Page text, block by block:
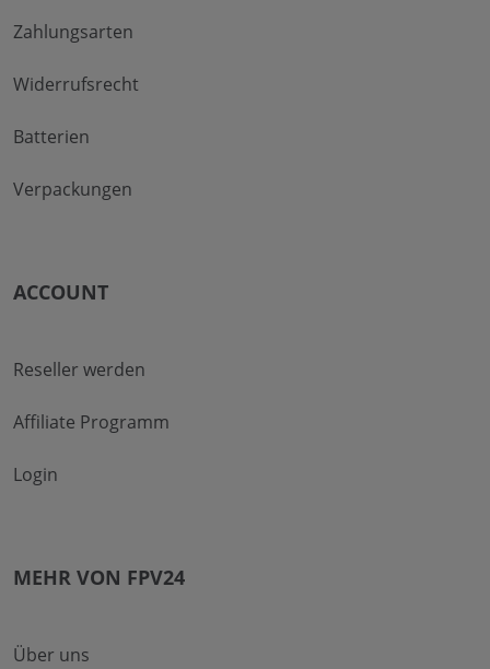
Zahlungsarten
Widerrufsrecht
Batterien
Verpackungen
ACCOUNT
Reseller werden
Affiliate Programm
Login
MEHR VON FPV24
Über uns